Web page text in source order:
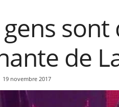
gens
de
19 novembre 2017